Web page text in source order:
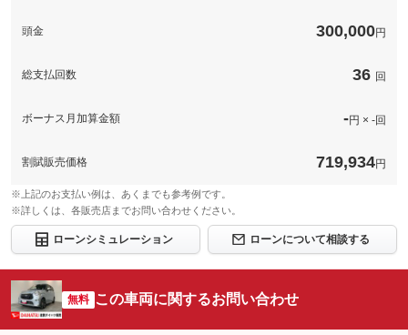
頭金 300,000円
総支払回数 36 回
ボーナス月加算金額 -円 × -回
割賦販売価格 719,934円
※上記のお支払い例は、あくまでも参考例です。
※詳しくは、各販売店までお問い合わせください。
ローンシミュレーション ローンについて相談する
無料 この車両に関するお問い合わせ